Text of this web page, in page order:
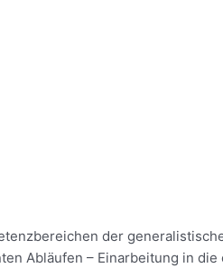
der
Abläufen – Einarbeitung in